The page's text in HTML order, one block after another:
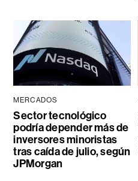
MERCADOS
Sector tecnológico
podría depender más de
inversores minoristas
tras caída de julio, según
JPMorgan